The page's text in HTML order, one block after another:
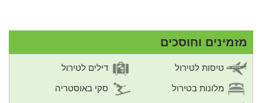
מזמינים וחוסכים
טיסות לטירול דילים לטירול
מלונות בטירול סקי באוסטריה